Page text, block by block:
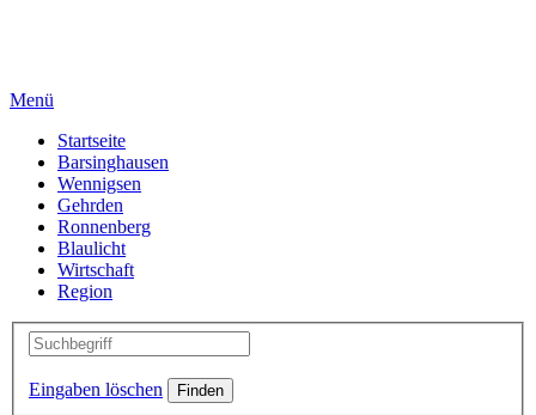
Menü
Startseite
Barsinghausen
Wennigsen
Gehrden
Ronnenberg
Blaulicht
Wirtschaft
Region
Eingaben löschen